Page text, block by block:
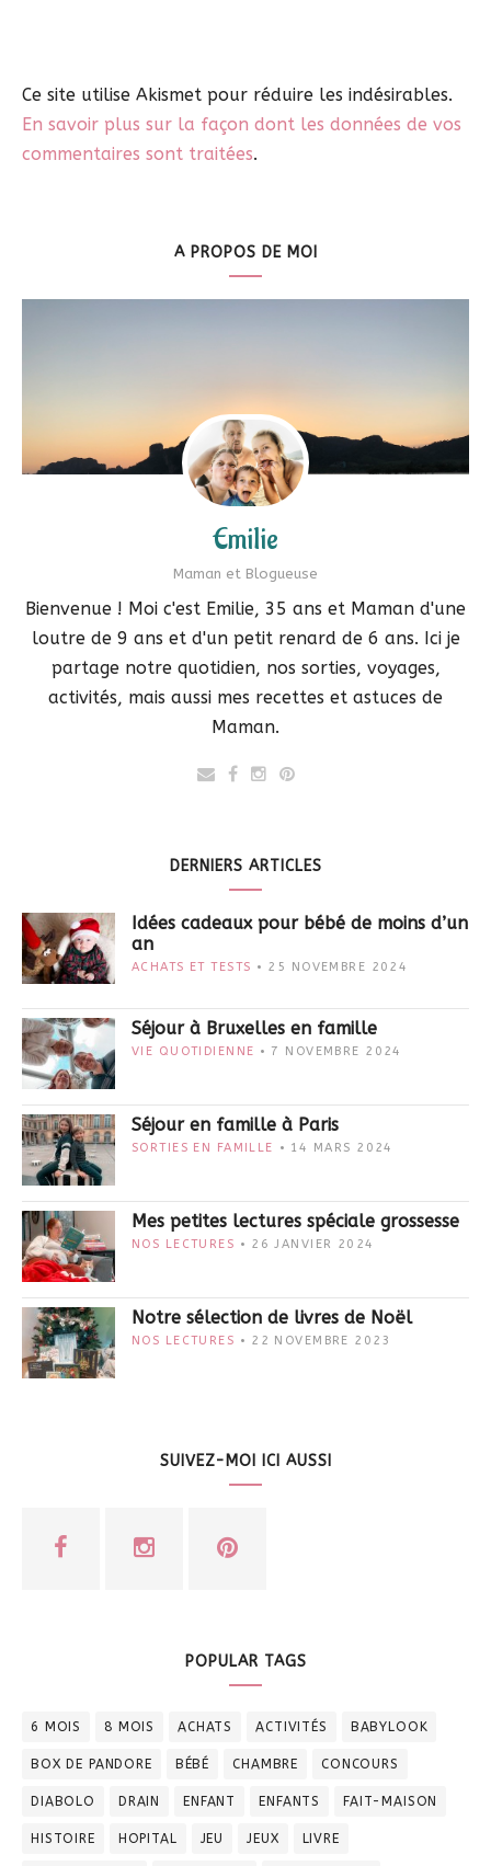
Ce site utilise Akismet pour réduire les indésirables.
En savoir plus sur la façon dont les données de vos
commentaires sont traitées.
A PROPOS DE MOI
Emilie
Maman et Blogueuse
Bienvenue ! Moi c'est Emilie, 35 ans et Maman d'une
loutre de 9 ans et d'un petit renard de 6 ans. Ici je
partage notre quotidien, nos sorties, voyages,
activités, mais aussi mes recettes et astuces de
Maman.
DERNIERS ARTICLES
Idées cadeaux pour bébé de moins d’un
an
ACHATS ET TESTS 25 NOVEMBRE 2024
Séjour à Bruxelles en famille
VIE QUOTIDIENNE 7 NOVEMBRE 2024
Séjour en famille à Paris
SORTIES EN FAMILLE 14 MARS 2024
Mes petites lectures spéciale grossesse
NOS LECTURES 26 JANVIER 2024
Notre sélection de livres de Noël
NOS LECTURES 22 NOVEMBRE 2023
SUIVEZ-MOI ICI AUSSI
POPULAR TAGS
6 MOIS 8 MOIS ACHATS ACTIVITÉS BABYLOOK
BOX DE PANDORE BÉBÉ CHAMBRE CONCOURS
DIABOLO DRAIN ENFANT ENFANTS FAIT-MAISON
HISTOIRE HOPITAL JEU JEUX LIVRE